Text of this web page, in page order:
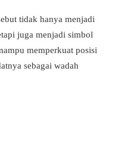
tidak hanya menjadi
juga menjadi simbol
memperkuat posisi
sebagai wadah